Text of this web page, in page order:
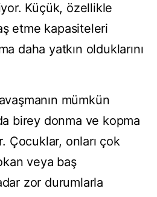
Küçük, özellikle
etme kapasiteleri
daha yatkın olduklarını
mümkün
birey donma ve kopma
Çocuklar, onları çok
veya baş
zor durumlarla